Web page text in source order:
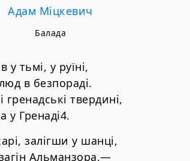
Адам Міцкевич
Балада
у тьмі, у руїні,
в безпораді.
гренадські твердині,
залігши у шанці,
Альманзора,—